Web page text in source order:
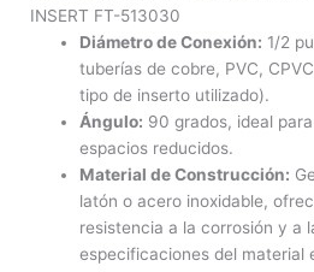
INSERT FT-513030
Diámetro de Conexión: 1/2
tuberías de cobre, PVC,
tipo de inserto utilizado).
Ángulo: 90 grados, ideal
espacios reducidos.
Material de Construcción:
latón o acero inoxidable,
resistencia a la corrosión y a
especificaciones del material